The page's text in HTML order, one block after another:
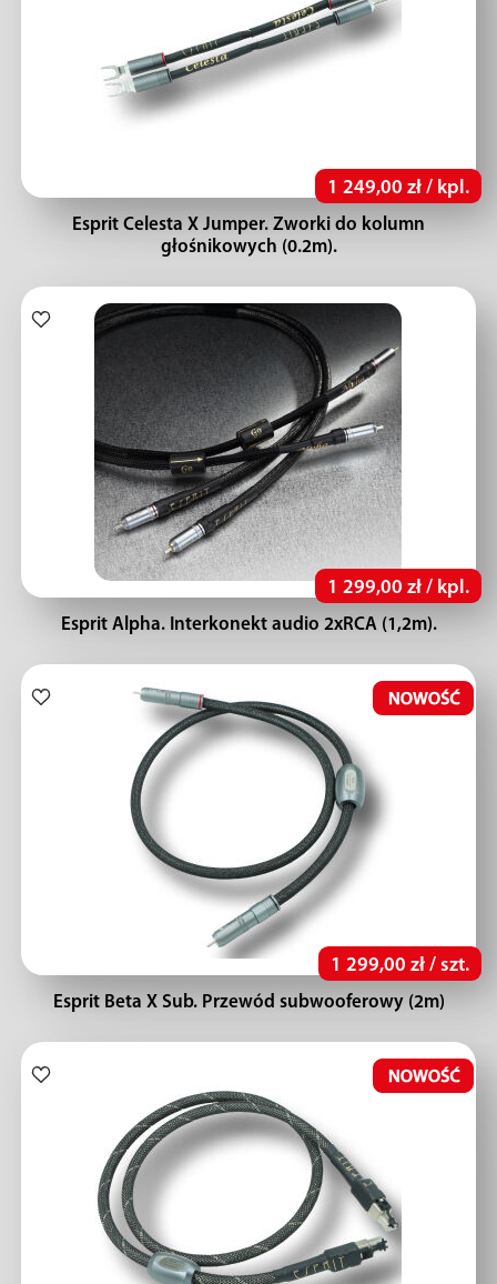
1 249,00 zł / kpl.
Esprit Celesta X Jumper. Zworki do kolumn
głośnikowych (0.2m).
1 299,00 zł / kpl.
Esprit Alpha. Interkonekt audio 2xRCA (1,2m).
1 299,00 zł / szt.
Esprit Beta X Sub. Przewód subwooferowy (2m)